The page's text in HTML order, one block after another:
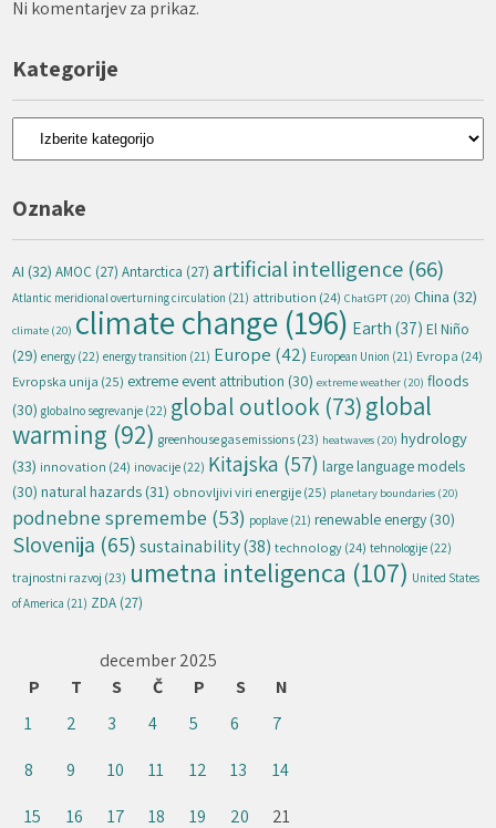
Ni komentarjev za prikaz.
Kategorije
Kategorije
Oznake
AI (32) AMOC (27) Antarctica (27) artificial intelligence (66)
Atlantic meridional overturning circulation (21) attribution (24) ChatGPT (20) China (32)
climate (20) climate change (196) Earth (37) El Niño
(29) energy (22) energy transition (21) Europe (42) European Union (21) Evropa (24)
Evropska unija (25) extreme event attribution (30) extreme weather (20) floods
(30) globalno segrevanje (22) global outlook (73)global
warming (92) greenhouse gas emissions (23) heatwaves (20) hydrology
(33) innovation (24) inovacije (22) Kitajska (57) large language models
(30) natural hazards (31) obnovljivi viri energije(25) planetary boundaries (20)
podnebne spremembe (53) poplave (21) renewable energy (30)
Slovenija (65) sustainability(38) technology(24) tehnologije (22)
trajnostni razvoj (23) umetna inteligenca (107) United States
of America (21) ZDA (27)
december 2025
P
T S Č P S
N
1
2 3 4 5 6
7
8
9 10 11 12 13
14
15
16 17 18 19 20 21